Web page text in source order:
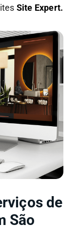
Site Expert.
de
São